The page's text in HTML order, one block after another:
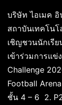
บริษัท ไอเมค
สถาบันเทคโน
เชิญชวนนักเรี
เข้าร่วมการแข่
Challenge
Football
ชั้น 4 – 6 2.